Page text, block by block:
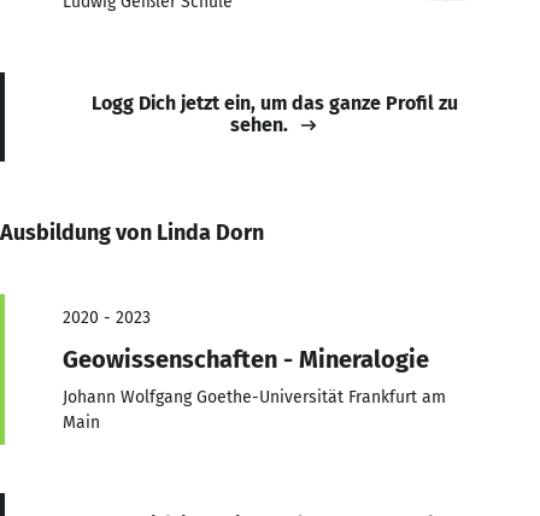
Logg Dich jetzt ein, um das ganze Profil zu
sehen.
Ausbildung von Linda Dorn
2020 - 2023
Geowissenschaften - Mineralogie
Johann Wolfgang Goethe-Universität Frankfurt am
Main